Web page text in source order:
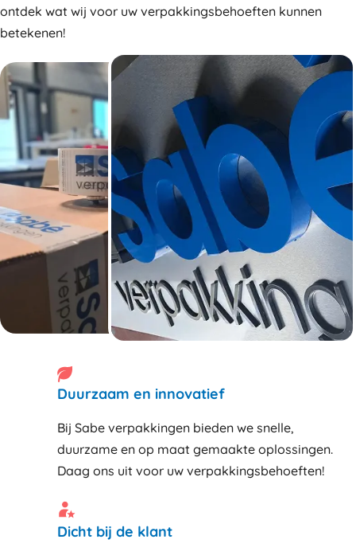
ontdek wat wij voor uw verpakkingsbehoeften kunnen
betekenen!
Duurzaam en innovatief
Bij Sabe verpakkingen bieden we snelle,
duurzame en op maat gemaakte oplossingen.
Daag ons uit voor uw verpakkingsbehoeften!
Dicht bij de klant